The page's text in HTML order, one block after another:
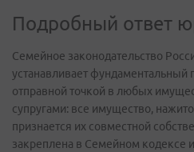
Подробный ответ
Семейное законодательство
устанавливает фундаментальный
отправной точкой в любых
супругами: все имущество,
признается их совместной
закреплена в Семейном кодексе